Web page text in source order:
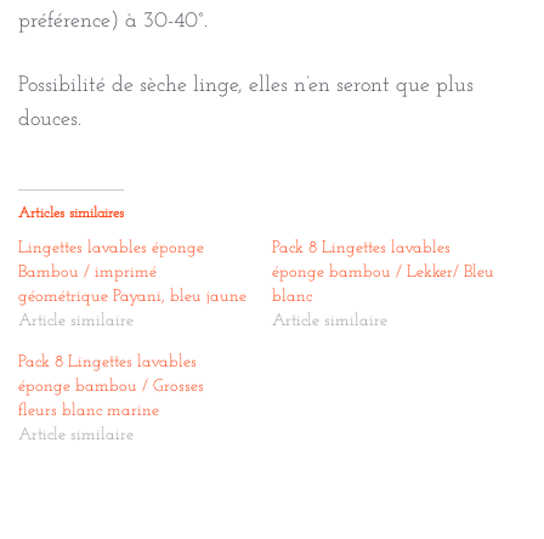
préférence) à 30-40°.
Possibilité de sèche linge, elles n’en seront que plus
douces.
Articles similaires
Lingettes lavables éponge
Bambou / imprimé
géométrique Payani, bleu jaune
Article similaire
Pack 8 Lingettes lavables
éponge bambou / Lekker/ Bleu
blanc
Article similaire
Pack 8 Lingettes lavables
éponge bambou / Grosses
fleurs blanc marine
Article similaire